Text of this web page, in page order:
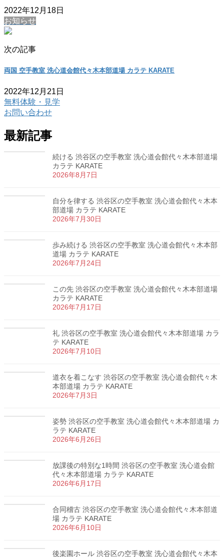
2022年12月18日
お知らせ
次の記事
両国 空手教室 洗心道会館代々木本部道場 カラテ KARATE
2022年12月21日
無料体験・見学
お問い合わせ
最新記事
続ける 渋谷区の空手教室 洗心道会館代々木本部道場
カラテ KARATE
2026年8月7日
自分を律する 渋谷区の空手教室 洗心道会館代々木本
部道場 カラテ KARATE
2026年7月30日
歩み続ける 渋谷区の空手教室 洗心道会館代々木本部
道場 カラテ KARATE
2026年7月24日
この先 渋谷区の空手教室 洗心道会館代々木本部道場
カラテ KARATE
2026年7月17日
礼 渋谷区の空手教室 洗心道会館代々木本部道場 カラ
テ KARATE
2026年7月10日
道衣を着こなす 渋谷区の空手教室 洗心道会館代々木
本部道場 カラテ KARATE
2026年7月3日
姿勢 渋谷区の空手教室 洗心道会館代々木本部道場 カ
ラテ KARATE
2026年6月26日
放課後の特別な1時間 渋谷区の空手教室 洗心道会館
代々木本部道場 カラテ KARATE
2026年6月17日
合同稽古 渋谷区の空手教室 洗心道会館代々木本部道
場 カラテ KARATE
2026年6月10日
後楽園ホール 渋谷区の空手教室 洗心道会館代々木本